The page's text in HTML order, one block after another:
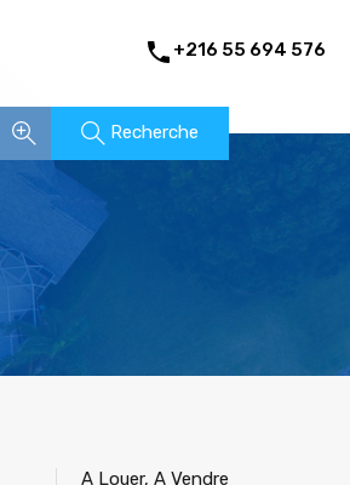
+216 55 694 576
Recherche
A Louer, A Vendre